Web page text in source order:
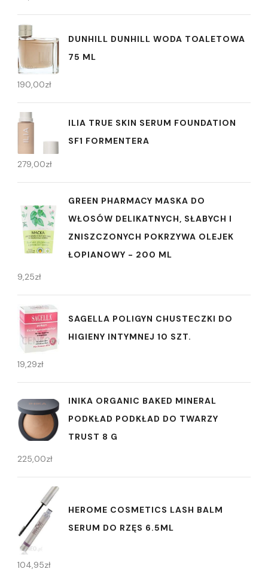
DUNHILL DUNHILL WODA TOALETOWA
75 ML
190,00zł
ILIA TRUE SKIN SERUM FOUNDATION
SF1 FORMENTERA
279,00zł
GREEN PHARMACY MASKA DO
WŁOSÓW DELIKATNYCH, SŁABYCH I
ZNISZCZONYCH POKRZYWA OLEJEK
ŁOPIANOWY - 200 ML
9,25zł
SAGELLA POLIGYN CHUSTECZKI DO
HIGIENY INTYMNEJ 10 SZT.
19,29zł
INIKA ORGANIC BAKED MINERAL
PODKŁAD PODKŁAD DO TWARZY
TRUST 8 G
225,00zł
HEROME COSMETICS LASH BALM
SERUM DO RZĘS 6.5ML
104,95zł